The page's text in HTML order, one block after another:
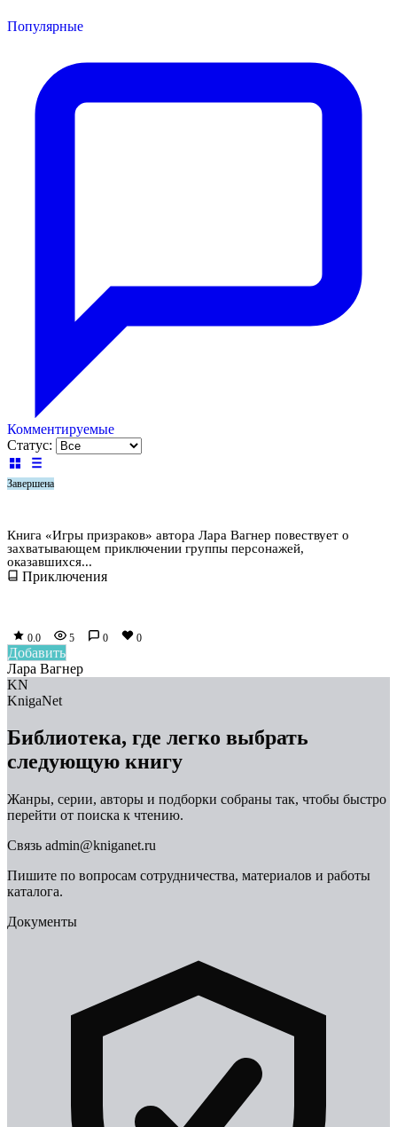
Популярные
Комментируемые
Статус:
Завершена
Книга «Игры призраков» автора Лара Вагнер повествует о
захватывающем приключении группы персонажей,
оказавшихся...
Приключения
0.0 5 0 0
Добавить
Лара Вагнер
KN
KnigaNet
Библиотека, где легко выбрать
следующую книгу
Жанры, серии, авторы и подборки собраны так, чтобы быстро
перейти от поиска к чтению.
Связь admin@kniganet.ru
Пишите по вопросам сотрудничества, материалов и работы
каталога.
Документы